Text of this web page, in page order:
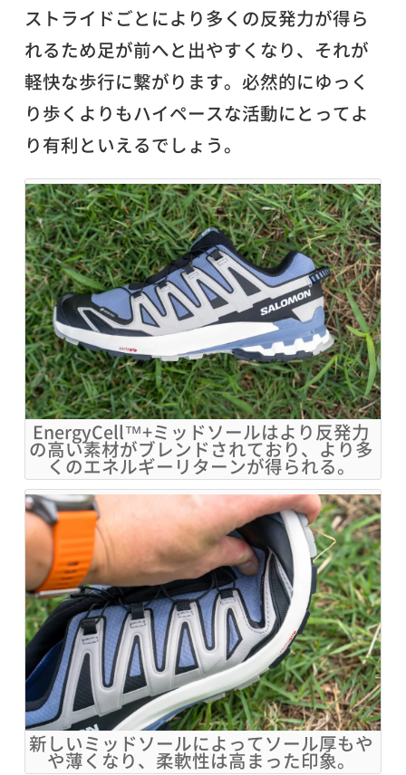
ストライドごとにより多くの反発力が得ら
れるため足が前へと出やすくなり、それが
軽快な歩行に繋がります。必然的にゆっく
り歩くよりもハイペースな活動にとってよ
り有利といえるでしょう。
EnergyCell™+ミッドソールはより反発力
の高い素材がブレンドされており、より多
くのエネルギーリターンが得られる。
新しいミッドソールによってソール厚もや
や薄くなり、柔軟性は高まった印象。